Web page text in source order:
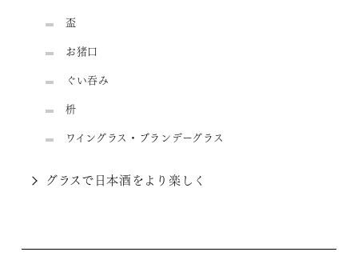
盃
お猪口
ぐい吞み
枡
ワイングラス・ブランデーグラス
グラスで日本酒をより楽しく